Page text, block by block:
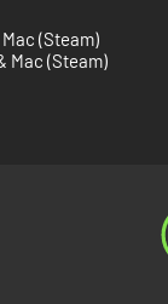
(Steam)
Mac (Steam)